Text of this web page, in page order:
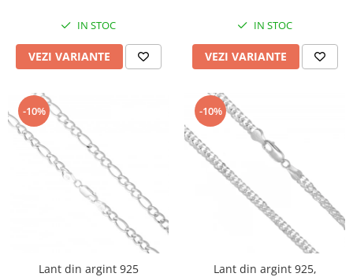
IN STOC
VEZI VARIANTE
IN STOC
VEZI VARIANTE
-10%
Lant din argint 925
-10%
Lant din argint 925,